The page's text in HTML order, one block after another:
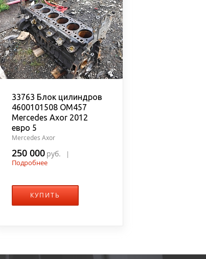
33763 Блок цилиндров
4600101508 OM457
Mercedes Axor 2012
евро 5
Mercedes Axor
250 000 руб.
|
Подробнее
КУПИТЬ